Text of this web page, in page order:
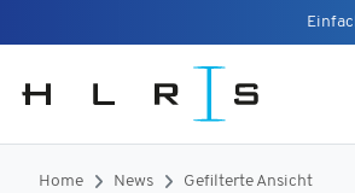
Home News Gefilterte Ansicht